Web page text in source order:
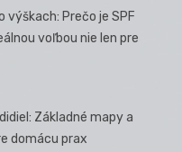
výškach: Prečo je SPF
voľbou nie len pre
Základné mapy a
domácu prax